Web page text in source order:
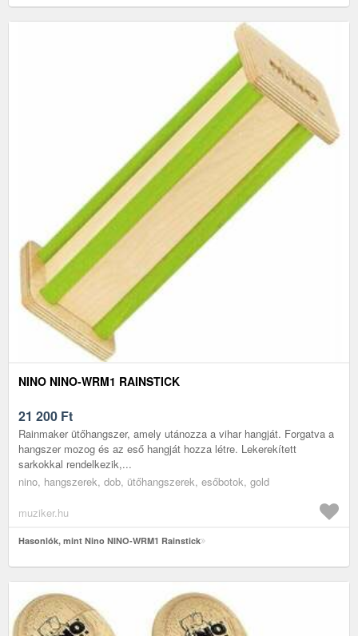
NINO NINO-WRM1 RAINSTICK
21 200 Ft
Rainmaker ütőhangszer, amely utánozza a vihar hangját. Forgatva a
hangszer mozog és az eső hangját hozza létre. Lekerekített
sarkokkal rendelkezik,...
nino, hangszerek, dob, ütőhangszerek, esőbotok, gold
muziker.hu
Hasonlók, mint Nino NINO-WRM1 Rainstick